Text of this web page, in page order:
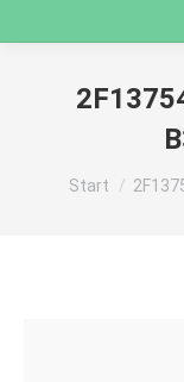
Sie befinden
Start